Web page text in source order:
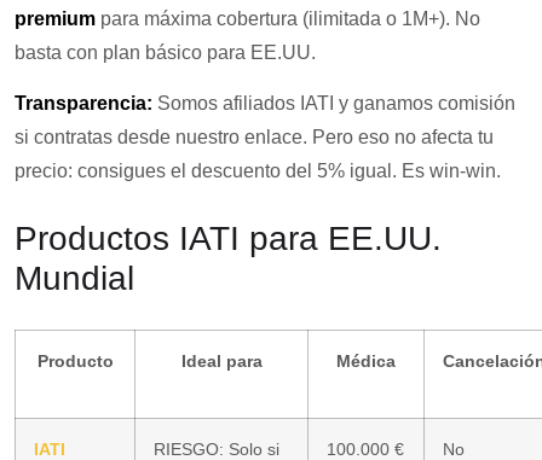
premium para máxima cobertura (ilimitada o 1M+). No
basta con plan básico para EE.UU.
Transparencia: Somos afiliados IATI y ganamos comisión
si contratas desde nuestro enlace. Pero eso no afecta tu
precio: consigues el descuento del 5% igual. Es win-win.
Productos IATI para EE.UU.
Mundial
Producto Ideal para Médica
IATI
RIESGO: Solo si
100.000 € No